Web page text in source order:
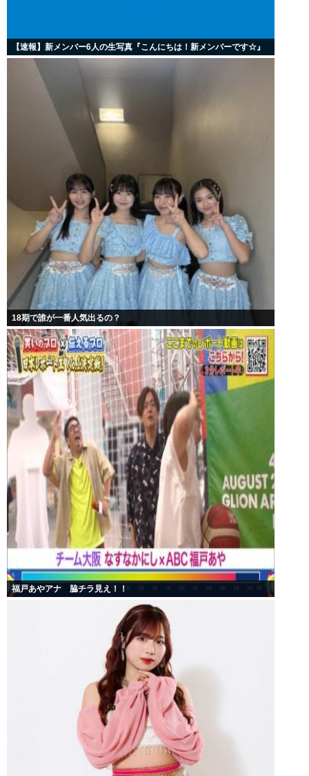
【速報】新メンバー6人の生写真『こんにちは！新メンバーです☆』
18期で誰が一番人気出るの？
福戸あやアナ 脇チラ見え！！